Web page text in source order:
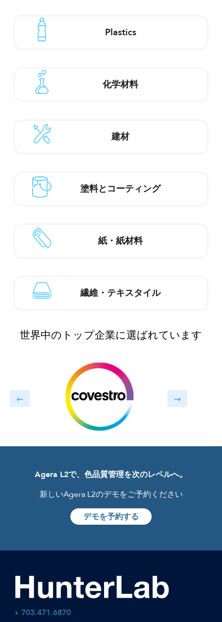
Plastics
化学材料
建材
塗料とコーティング
紙・紙材料
繊維・テキスタイル
世界中のトップ企業に選ばれています
Agera L2で、色品質管理を次のレベルへ。
新しいAgera L2のデモをご予約ください
デモを予約する
703.471.6870